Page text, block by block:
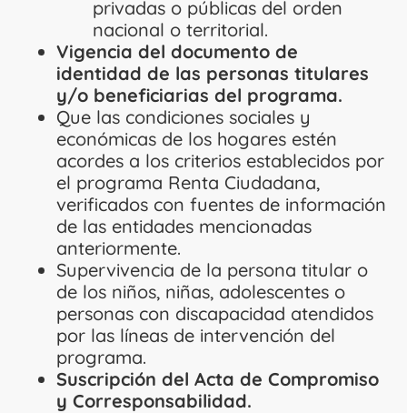
privadas o públicas del orden
nacional o territorial.
Vigencia del documento de
identidad de las personas titulares
y/o beneficiarias del programa.
Que las condiciones sociales y
económicas de los hogares estén
acordes a los criterios establecidos por
el programa Renta Ciudadana,
verificados con fuentes de información
de las entidades mencionadas
anteriormente.
Supervivencia de la persona titular o
de los niños, niñas, adolescentes o
personas con discapacidad atendidos
por las líneas de intervención del
programa.
Suscripción del Acta de Compromiso
y Corresponsabilidad.